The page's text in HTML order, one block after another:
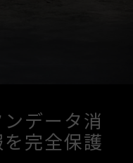
データ消
完全保護